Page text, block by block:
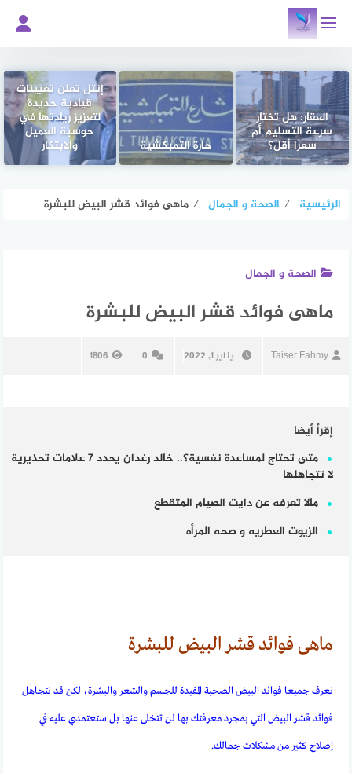
المحتوى
العقار: هل تختار
سرعة التسليم أم
سعرًا أقل؟ حارة التمبكشية
إنتل تعلن تعيينات
قيادية جديدة
لتعزيز ريادتها في
حوسبة العميل
والابتكار
الرئيسية ⁄ الصحة و الجمال ⁄ ماهى فوائد قشر البيض للبشرة
الصحة و الجمال
ماهى فوائد قشر البيض للبشرة
Taiser Fahmy يناير 1, 2022 0
1806
إقرأ أيضا
متى تحتاج لمساعدة نفسية؟.. خالد رغدان يحدد 7 علامات تحذيرية
لا تتجاهلها
مالا تعرفه عن دايت الصيام المتقطع
الزيوت العطريه و صحه المرأه
ماهى فوائد قشر البيض للبشرة
نعرف جميعا فوائد البيض الصحية المفيدة للجسم والشعر والبشرة، لكن قد نتجاهل
فوائد قشر البيض التي بمجرد معرفتك بها لن تتخلى عنها بل ستعتمدي عليه في
إصلاح كثير من مشكلات جمالك.